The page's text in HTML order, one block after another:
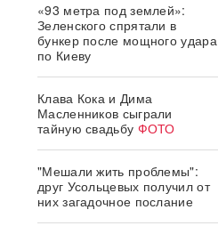
«93 метра под землей»:
Зеленского спрятали в
бункер после мощного удара
по Киеву
Клава Кока и Дима
Масленников сыграли
тайную свадьбу ФОТО
"Мешали жить проблемы":
друг Усольцевых получил от
них загадочное послание